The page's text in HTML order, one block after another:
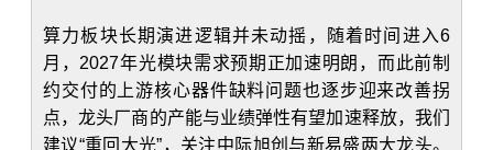
算力板块长期演进逻辑并未动摇，随着时间进入6
月，2027年光模块需求预期正加速明朗，而此前制
约交付的上游核心器件缺料问题也逐步迎来改善拐
点，龙头厂商的产能与业绩弹性有望加速释放，我们
建议“重回大光”，关注中际旭创与新易盛两大龙头。